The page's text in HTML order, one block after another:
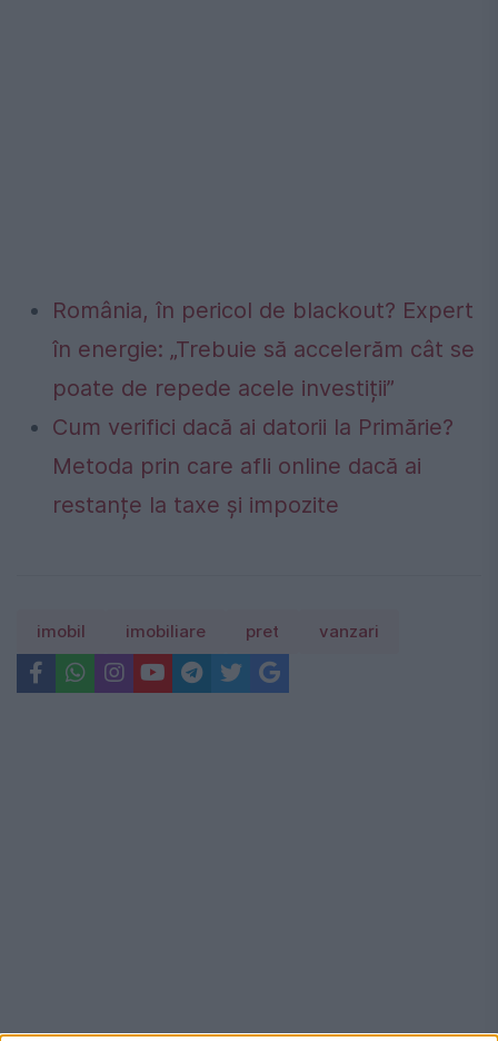
România, în pericol de blackout? Expert
în energie: „Trebuie să accelerăm cât se
poate de repede acele investiții”
Cum verifici dacă ai datorii la Primărie?
Metoda prin care afli online dacă ai
restanțe la taxe și impozite
imobil imobiliare pret vanzari